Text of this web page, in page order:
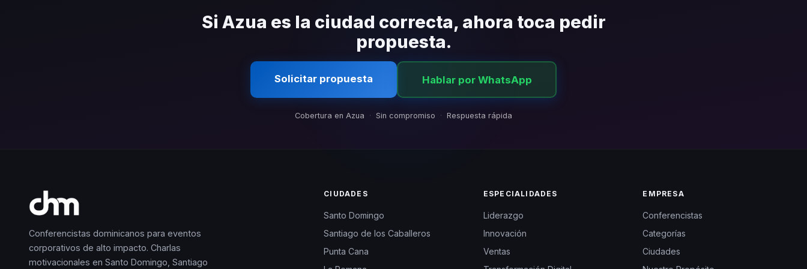
Si Azua es la ciudad correcta, ahora toca pedir
propuesta.
Solicitar propuesta Hablar por WhatsApp
Cobertura en Azua · Sin compromiso · Respuesta rápida
Conferencistas dominicanos para eventos
corporativos de alto impacto. Charlas
motivacionales en Santo Domingo, Santiago
CIUDADES
Santo Domingo
Santiago de los Caballeros
Punta Cana
ESPECIALIDADES
Liderazgo
Innovación
Ventas
EMPRESA
Conferencistas
Categorías
Ciudades